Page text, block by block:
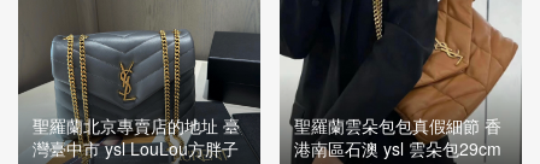
聖羅蘭北京專賣店的地址 臺
灣臺中市 ysl LouLou方胖子
聖羅蘭雲朵包包真假細節 香
港南區石澳 ysl 雲朵包29cm